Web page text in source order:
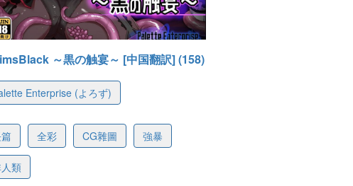
～黒の触宴～ [中国翻訳] (158)
Enterprise (よろず)
全彩 CG雜圖 強暴
類